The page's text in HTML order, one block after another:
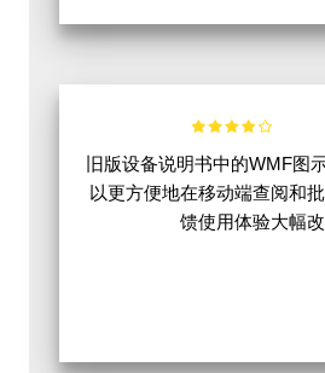
旧版设备说明书中的WMF图
以更方便地在移动端查阅和
馈使用体验大幅改